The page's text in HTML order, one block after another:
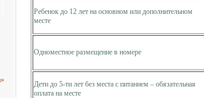
Ребенок до 12 лет на основном или дополнительном
месте
Одноместное размещение в номере
Дети до 5-ти лет без места с питанием – обязательная
оплата на месте